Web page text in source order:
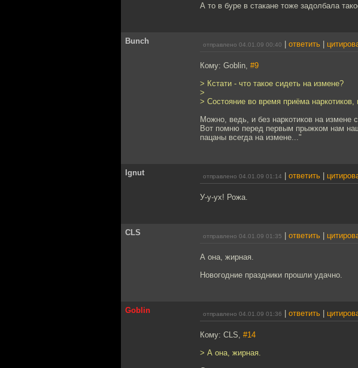
А то в буре в стакане тоже задолбала
Bunch отправлено 04.01.09 00:40 ответить
Кому: Goblin, #9
> Кстати - что такое сидеть на измене?
>
> Состояние во время приёма наркотиков,
Можно, ведь, и без наркотиков на измене
Вот помню перед первым прыжком нам
пацаны всегда на измене..."
Ignut отправлено 04.01.09 01:14 ответить
У-у-ух! Рожа.
CLS отправлено 04.01.09 01:35 ответить
А она, жирная.
Новогодние праздники прошли удачно.
Goblin отправлено 04.01.09 01:36 ответить
Кому: CLS, #14
> А она, жирная.